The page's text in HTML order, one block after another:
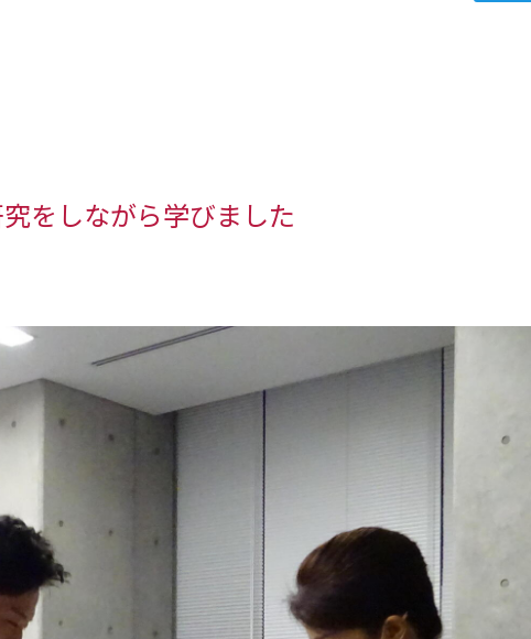
をしながら学びました